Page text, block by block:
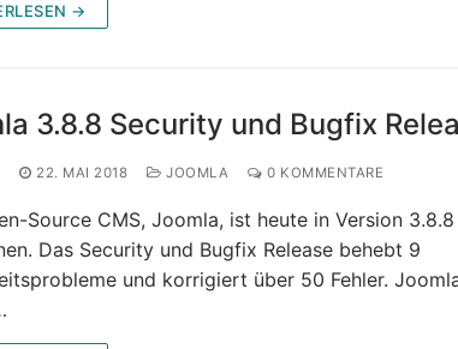
→
3.8.8 Security und Bugfix
22. MAI 2018 JOOMLA 0 KOMMENTARE
Source CMS, Joomla, ist heute in Version 3.8.8
Das Security und Bugfix Release behebt 9
und korrigiert über 50 Fehler.